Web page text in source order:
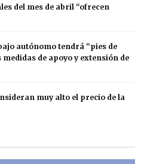
del mes de abril “ofrecen
autónomo tendrá “pies de
de apoyo y extensión de
muy alto el precio de la